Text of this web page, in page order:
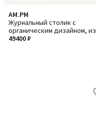
AM.PM
Журнальный столик с
органическим дизайном, из
стали и столешницей из
49400 ₽